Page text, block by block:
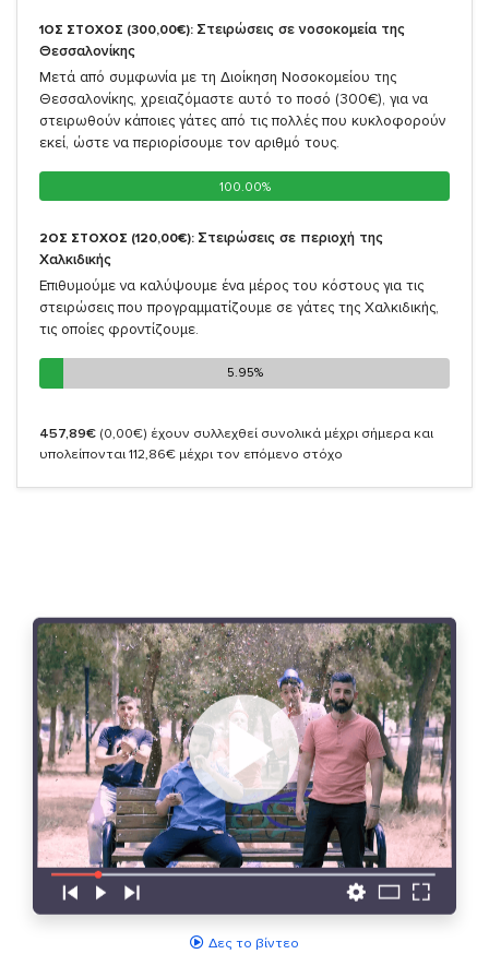
1ΟΣ ΣΤΟΧΟΣ (300,00€): Στειρώσεις σε νοσοκομεία της
Θεσσαλονίκης
Μετά από συμφωνία με τη Διοίκηση Νοσοκομείου της
Θεσσαλονίκης, χρειαζόμαστε αυτό το ποσό (300€), για να
στειρωθούν κάποιες γάτες από τις πολλές που κυκλοφορούν
εκεί, ώστε να περιορίσουμε τον αριθμό τους.
100.00%
100.00%
2ΟΣ ΣΤΟΧΟΣ (120,00€): Στειρώσεις σε περιοχή της
Χαλκιδικής
Επιθυμούμε να καλύψουμε ένα μέρος του κόστους για τις
στειρώσεις που προγραμματίζουμε σε γάτες της Χαλκιδικής,
τις οποίες φροντίζουμε.
5.95%
5.95%
457,89€ (0,00€) έχουν συλλεχθεί συνολικά μέχρι σήμερα και
υπολείπονται 112,86€ μέχρι τον επόμενο στόχο
Δες το βίντεο